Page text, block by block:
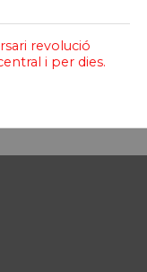
revolució
i per dies.